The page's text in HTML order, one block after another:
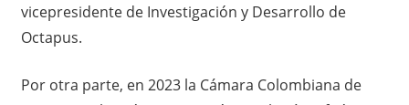
vicepresidente de Investigación y Desarrollo de
Octapus.
Por otra parte, en 2023 la Cámara Colombiana de